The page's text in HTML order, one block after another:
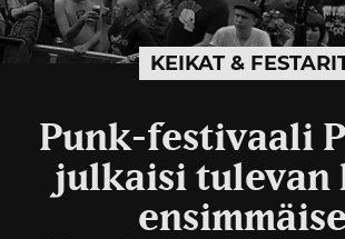
KEIKAT &
Punk-festivaali
julkaisi tulevan